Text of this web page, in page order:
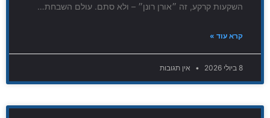
השקעות קרקע, זה ״אורן רונן״ – ולא סתם. עולם השבחת…
קרא עוד »
8 ביולי 2026 אין תגובות